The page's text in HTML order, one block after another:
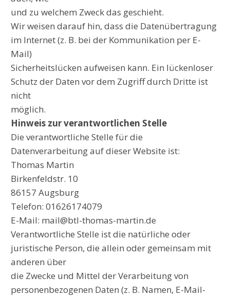
und zu welchem Zweck das geschieht.
Wir weisen darauf hin, dass die Datenübertragung
im Internet (z. B. bei der Kommunikation per E-
Mail)
Sicherheitslücken aufweisen kann. Ein lückenloser
Schutz der Daten vor dem Zugriff durch Dritte ist
nicht
möglich.
Hinweis zur verantwortlichen Stelle
Die verantwortliche Stelle für die
Datenverarbeitung auf dieser Website ist:
Thomas Martin
Birkenfeldstr. 10
86157 Augsburg
Telefon: 01626174079
E-Mail: mail@btl-thomas-martin.de
Verantwortliche Stelle ist die natürliche oder
juristische Person, die allein oder gemeinsam mit
anderen über
die Zwecke und Mittel der Verarbeitung von
personenbezogenen Daten (z. B. Namen, E-Mail-